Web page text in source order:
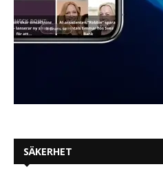
SÄKERHET